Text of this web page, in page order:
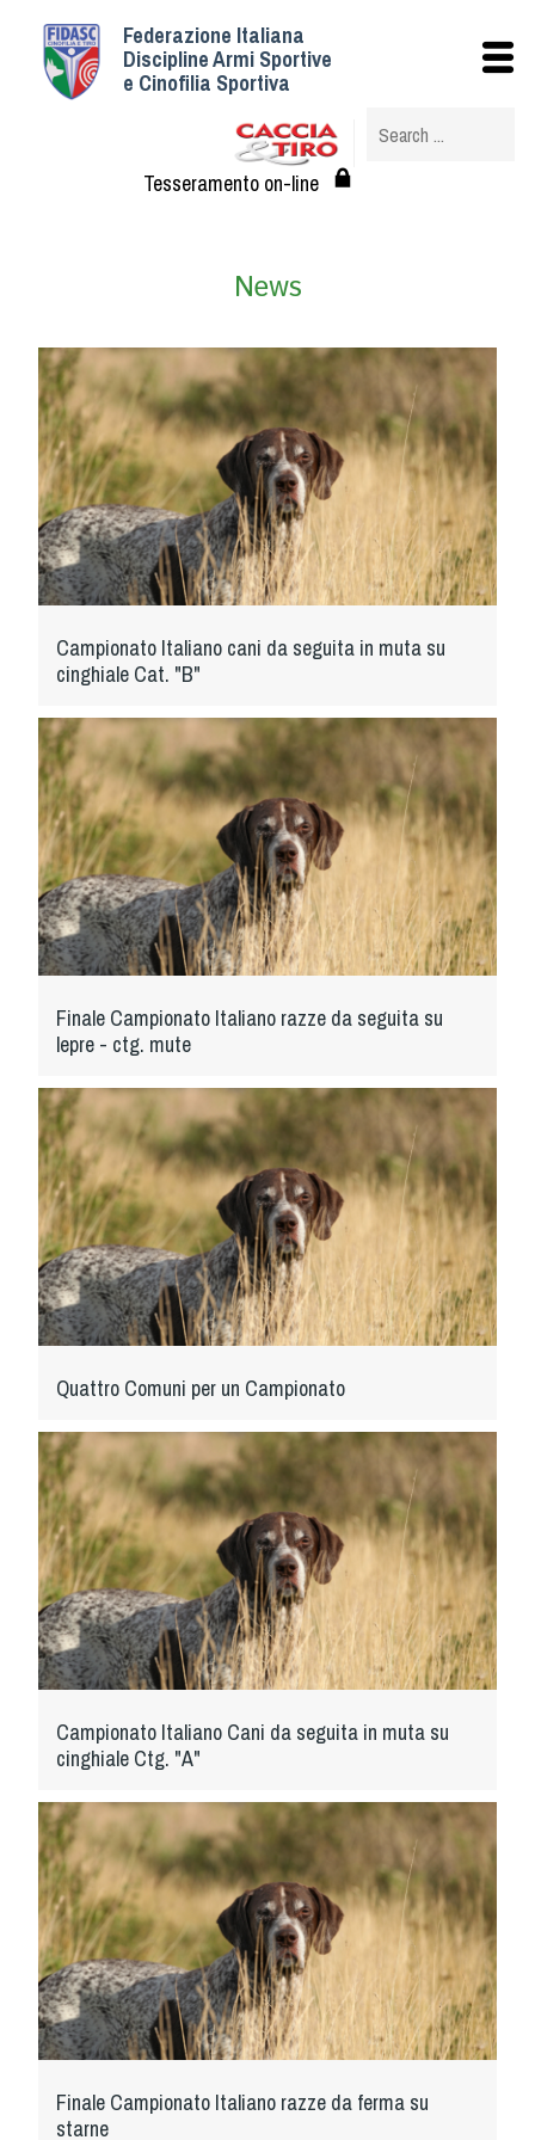
Federazione Italiana
Discipline Armi Sportive
e Cinofilia Sportiva
Tesseramento on-line
News
Campionato Italiano cani da seguita in muta su
cinghiale Cat. "B"
Finale Campionato Italiano razze da seguita su
lepre - ctg. mute
Quattro Comuni per un Campionato
Campionato Italiano Cani da seguita in muta su
cinghiale Ctg. "A"
Finale Campionato Italiano razze da ferma su
starne
Istituzionale
Struttura
Albo Veterinari federali
Statuto e Regolamenti
Federazione Trasparente
Assicurazione
Convenzioni
Società
Tesserati
Albo Fornitori
Referenti e gruppi di lavoro regionali
Scuole Federali
Tecnici
Formazione
Calendario Manifestazioni
Organi di Giustizia - Dispositivi
Modelli e moduli
Albo Atleti Cinofili
Guida Locandine Ufficiali
Tiro di Campagna
English e Training Sporting
Tiro a Palla
Tiro con l'arco da caccia
Field Target
Paintball
Softair
Agility
DiscDog
Dog Balance
Dog Trail
Dog Triathlon
Hoopers
Mantrailing
Nosework
Rally Obedience
Retriever Sport
Ricerca Tartufo
Sheepdog
Sport acquatici
Treibball
Ipo Delta
Freestyle